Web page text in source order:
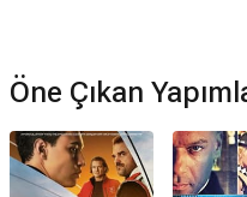
Öne Çıkan